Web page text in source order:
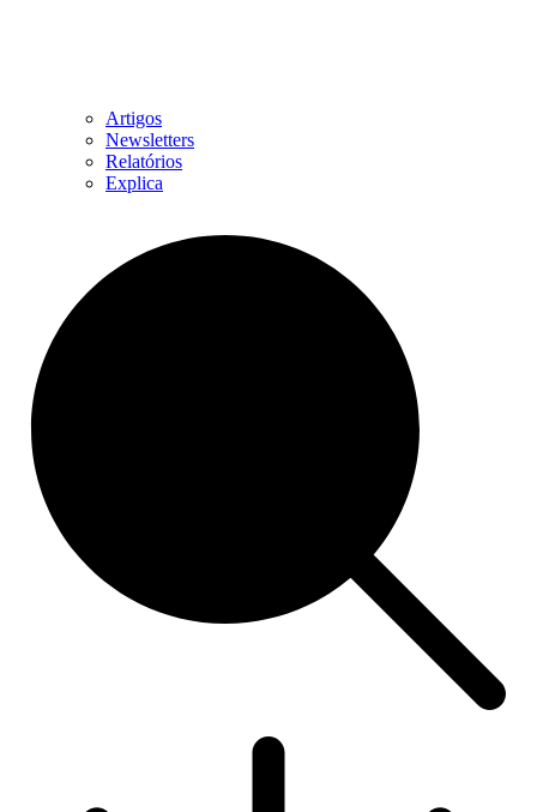
Artigos
Newsletters
Relatórios
Explica